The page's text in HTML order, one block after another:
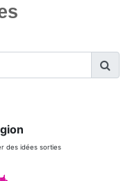
des idées sorties